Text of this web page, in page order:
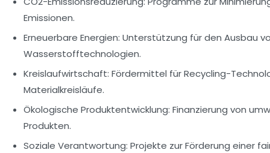
Emissionen.
Erneuerbare Energien: Unterstützung für den Ausbau
Wasserstofftechnologien.
Kreislaufwirtschaft: Fördermittel für Recycling-
Materialkreisläufe.
Ökologische Produktentwicklung: Finanzierung von
Produkten.
Soziale Verantwortung: Projekte zur Förderung einer